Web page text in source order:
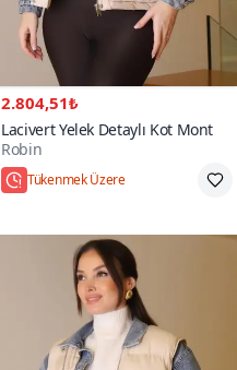
2.804,51₺
Lacivert Yelek Detaylı Kot Mont
Robin
Tükenmek Üzere